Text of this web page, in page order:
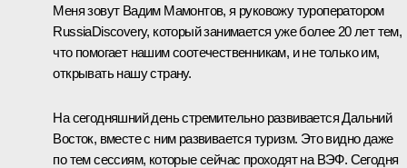
Меня зовут Вадим Мамонтов, я руковожу туроператором
RussiaDiscovery, который занимается уже более 20 лет тем,
что помогает нашим соотечественникам, и не только им,
открывать нашу страну.
На сегодняшний день стремительно развивается Дальний
Восток, вместе с ним развивается туризм. Это видно даже
по тем сессиям, которые сейчас проходят на ВЭФ. Сегодня